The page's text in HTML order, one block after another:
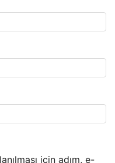
için adım, e-